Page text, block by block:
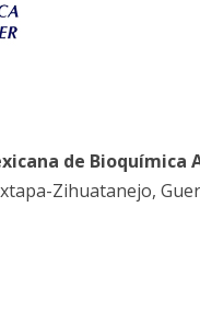
de Bioquímica
Zihuatanejo,